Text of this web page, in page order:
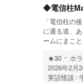
◆電信柱
「電信柱の
に通る道、
ームにまこ
★30
ホ
2026年2月
実話怪談